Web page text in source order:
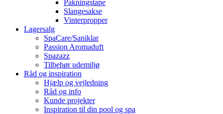
Pakningstape
Slangesakse
Vinterpropper
Lagersalg
SpaCare/Saniklar
Passion Aromaduft
Spazazz
Tilbehør udemiljø
Råd og inspiration
Hjælp og vejledning
Råd og info
Kunde projekter
Inspiration til din pool og spa